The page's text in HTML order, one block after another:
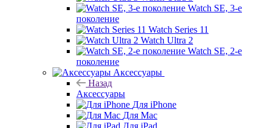
Watch SE, 3-е
поколение
Watch Series 11
Watch Ultra 2
Watch SE, 2-е
поколение
Аксессуары
Назад
Аксессуары
Для iPhone
Для Mac
Для iPad